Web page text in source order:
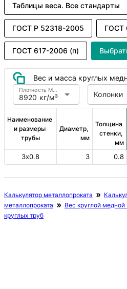
Таблицы веса. Все стандарты
ГОСТ Р 52318-2005 ГОСТ
ГОСТ 617-2006 (п)
Вес и масса круглых
8920 кг/м³
Плотность Медь Колонки
Наименование
и размеры
трубы
Диаметр,
мм
Толщина
стенки,
мм
3х0.8 3 0.8
Калькулятор металлопроката
металлопроката
Вес круглой медной
круглых труб